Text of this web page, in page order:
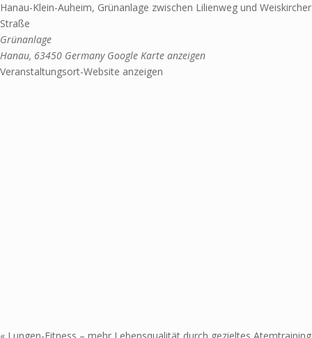
Hanau-Klein-Auheim, Grünanlage zwischen Lilienweg und Weiskircher
Straße
Grünanlage
Hanau, 63450 Germany Google Karte anzeigen
Veranstaltungsort-Website anzeigen